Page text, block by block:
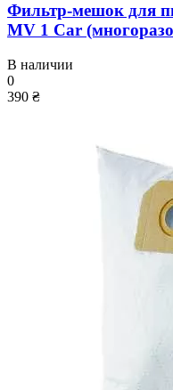
Фильтр-мешок для
MV 1 Car
В наличии
0
390 ₴